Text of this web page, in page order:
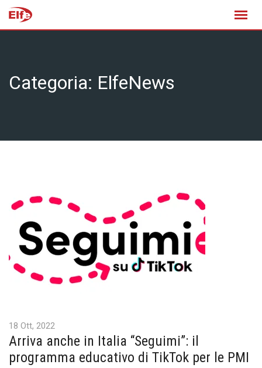
Skip
Categoria: ElfeNews
18 Ott, 2022
Arriva anche in Italia “Seguimi”: il
programma educativo di TikTok per le PMI